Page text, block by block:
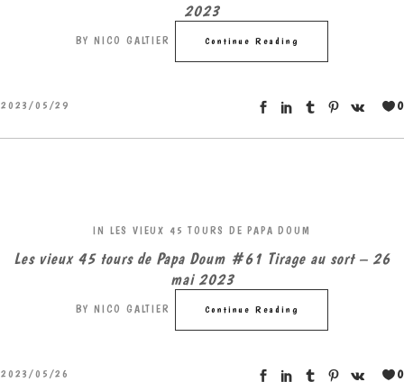
2023
BY NICO GALTIER Continue Reading
2023/05/29 0
IN LES VIEUX 45 TOURS DE PAPA DOUM
Les vieux 45 tours de Papa Doum #61 Tirage au sort – 26
mai 2023
BY NICO GALTIER Continue Reading
2023/05/26 0